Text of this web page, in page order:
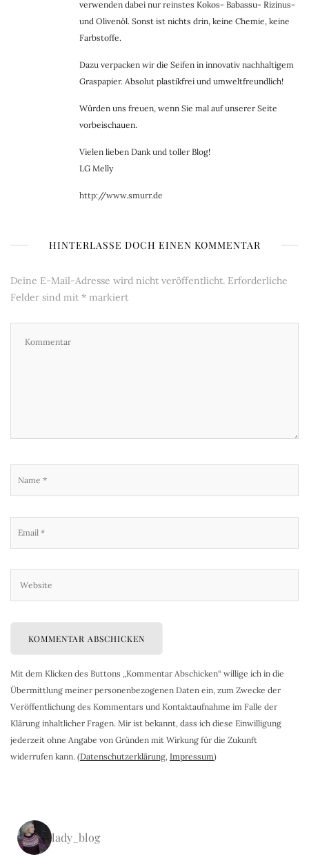
verwenden dabei nur reinstes Kokos- Babassu- Rizinus-
und Olivenöl. Sonst ist nichts drin, keine Chemie, keine
Farbstoffe.
Dazu verpacken wir die Seifen in innovativ nachhaltigem
Graspapier. Absolut plastikfrei und umweltfreundlich!
Würden uns freuen, wenn Sie mal auf unserer Seite
vorbeischauen.
Vielen lieben Dank und toller Blog!
LG Melly
http://www.smurr.de
HINTERLASSE DOCH EINEN KOMMENTAR
Deine E-Mail-Adresse wird nicht veröffentlicht. Erforderliche
Felder sind mit * markiert
Mit dem Klicken des Buttons „Kommentar Abschicken“ willige ich in die
Übermittlung meiner personenbezogenen Daten ein, zum Zwecke der
Veröffentlichung des Kommentars und Kontaktaufnahme im Falle der
Klärung inhaltlicher Fragen. Mir ist bekannt, dass ich diese Einwilligung
jederzeit ohne Angabe von Gründen mit Wirkung für die Zukunft
widerrufen kann. (Datenschutzerklärung, Impressum)
lady_blog